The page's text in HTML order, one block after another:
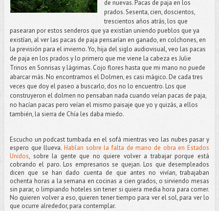
de nuevas. Pacas de paja en los
prados. Sesenta, cien, doscientos,
trescientos años atrás, los que
pasearan por estos senderos que ya existían uniendo pueblos que ya
existían, al ver las pacas de paja pensarían en ganado, en colchones, en
la previsión para el invierno. Yo, hija del siglo audiovisual, veo las pacas
de paja en los prados y lo primero que me viene la cabeza es Julie
Trinos en Sonrisas y lágrimas.Cojo flores hasta que mi mano no puede
abarcar más. No encontramos el Dolmen, es casi mágico. De cada tres
veces que doy el paseo a buscarlo, dos no lo encuentro. Los que
construyeron el dolmen no pensaban nada cuando veían pacas de paja,
no hacían pacas pero veían el mismo paisaje que yo y quizás, a ellos
también, la sierra de Chía les daba miedo.
Escucho un podcast tumbada en el sofá mientras veo las nubes pasar y
espero que llueva. Hablan sobre la falta de mano de obra en Estados
Unidos, sobre la gente que no quiere volver a trabajar porque está
cobrando el paro. Los empresarios se quejan. Los que desempleados
dicen que se han dado cuenta de que antes no vivían, trabajaban
ochenta horas a la semana en cocinas a cien grados, o sirviendo mesas
sin parar, o limpiando hoteles sin tener si quiera media hora para comer.
No quieren volver a eso, quieren tener tiempo para ver el sol, para ver lo
que ocurre alrededor, para contemplar.